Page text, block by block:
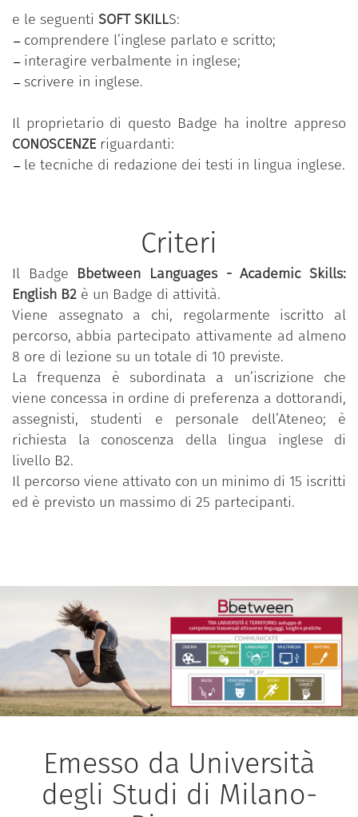
lettura, scrittura, parlato) nell’ambito
accademico e professionale;
apprendimento dell’uso del registro
linguistico-stilistico appropriato (semi-formale
approfondimento lessicale per mezzo di
letture mirate;
scrittura di documenti accademici e
frequenti nel mondo del lavoro.
e le seguenti SOFT SKILLS:
comprendere l’inglese parlato e scritto;
interagire verbalmente in inglese;
scrivere in inglese.
Il proprietario di questo Badge ha inoltre appreso
CONOSCENZEriguardanti:
le tecniche di redazione dei testi in lingua inglese.
Criteri
Il Badge Bbetween Languages - Academic Skills:
English B2 è un Badge di attività.
Viene assegnato a chi, regolarmente iscritto al
percorso, abbia partecipato attivamente ad almeno
8 ore di lezione su un totale di 10 previste.
La frequenza è subordinata a un’iscrizione che
viene concessa in ordine di preferenza a dottorandi,
assegnisti, studenti e personale dell’Ateneo; è
richiesta la conoscenza della lingua inglese di
livello B2.
Il percorso viene attivato con un minimo di 15 iscritti
ed è previsto un massimo di 25 partecipanti.
Emesso da Università
degli Studi di Milano-